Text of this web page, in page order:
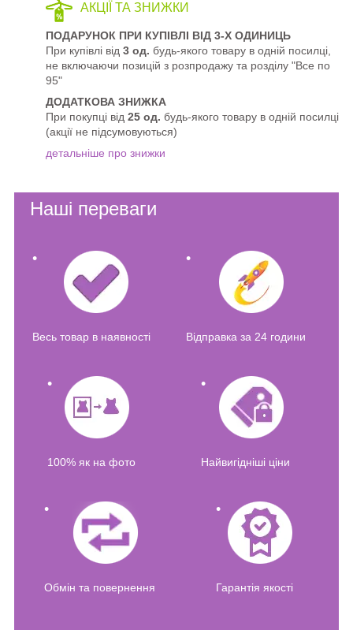
АКЦІЇ ТА ЗНИЖКИ
ПОДАРУНОК ПРИ КУПІВЛІ ВІД 3-Х ОДИНИЦЬ
При купівлі від 3 од. будь-якого товару в одній посилці,
не включаючи позицій з розпродажу та розділу "Все по
95"
ДОДАТКОВА ЗНИЖКА
При покупці від 25 од. будь-якого товару в одній посилці
(акції не підсумовуються)
детальніше про знижки
Наші переваги
Весь товар в наявності Відправка за 24 години
100% як на фото Найвигідніші ціни
Обмін та повернення Гарантія якості